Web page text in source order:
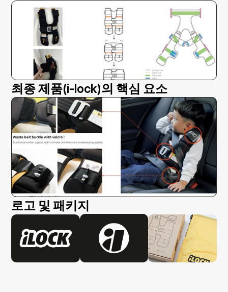
최종 제품(i-lock)의 핵심 요소
로고 및 패키지